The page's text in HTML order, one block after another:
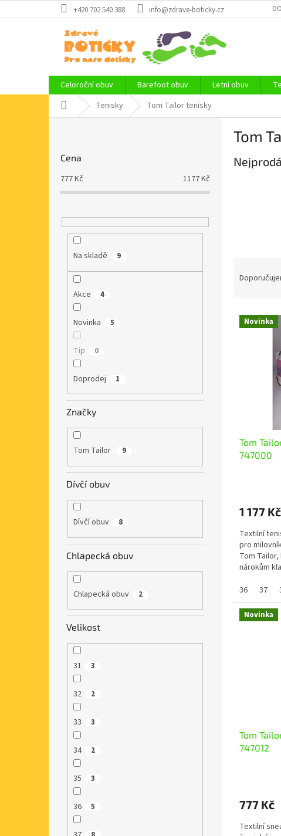
na
+420 702 540 388 info@zdrave-boticky.cz
Celoroční obuv Barefoot obuv Letní obuv
Domů Tenisky Tom Tailor tenisky
Cena
777Kč 1177Kč
Na skladě 9
Akce 4
Novinka 5
Tip 0
Doprodej 1
Značky
Tom Tailor 9
Dívčí obuv
Dívčí obuv 8
Chlapecká obuv
Chlapecká obuv 2
Velikost
31 3
32 2
33 3
34 2
35 3
36 5
Tom
nV Novinka
Tom
747000
1 177 Kč
Textilní
pro
Tom
nárokům
36
37
Novinka
Tom
747012
777 Kč
Textilní